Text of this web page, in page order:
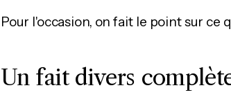
Pour l'occasion, on fait le point sur ce
Un fait divers